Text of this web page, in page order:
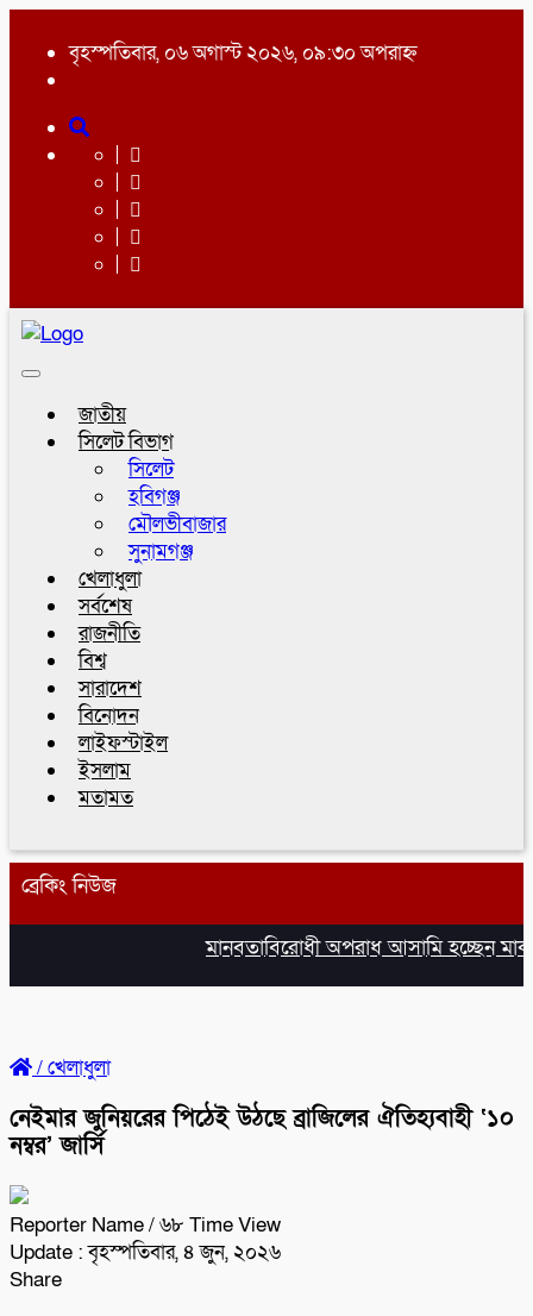
বৃহস্পতিবার, ০৬ অগাস্ট ২০২৬, ০৯:৩০ অপরাহ্ন
Toggle
জাতীয়
সিলেট বিভাগ
সিলেট
হবিগঞ্জ
মৌলভীবাজার
সুনামগঞ্জ
খেলাধুলা
সর্বশেষ
রাজনীতি
বিশ্ব
সারাদেশ
বিনোদন
লাইফস্টাইল
ইসলাম
মতামত
ব্রেকিং নিউজ
মানবতাবিরোধী অপরাধ আসামি হচ্ছেন
/খেলাধুলা
নেইমার জুনিয়রের পিঠেই উঠছে ব্রাজিলের ঐতিহ্যবাহী ‘১০
নম্বর’ জার্সি
Reporter Name/ ৬৮ Time View
Update : বৃহস্পতিবার, ৪ জুন, ২০২৬
Share